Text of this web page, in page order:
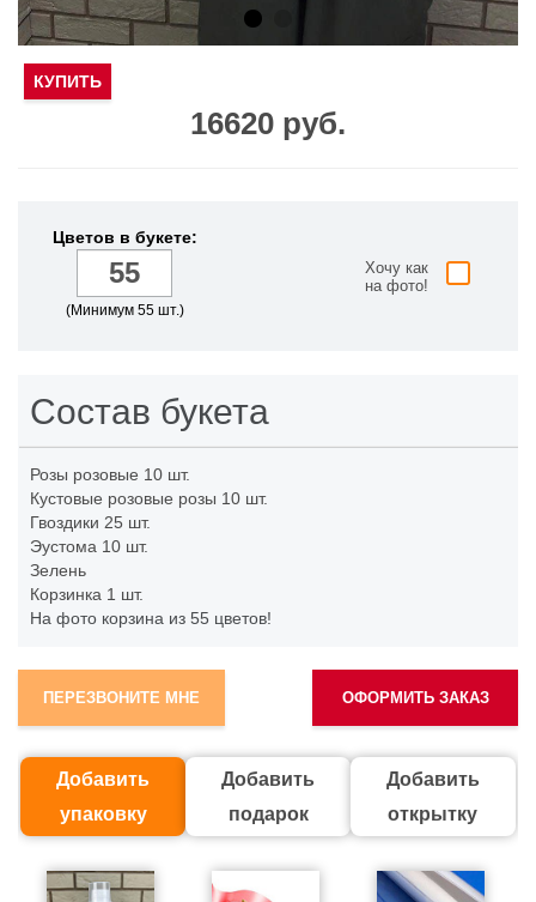
16620 руб.
КУПИТЬ
Цветов в букете:
(Минимум 55 шт.)
Хочу как
на фото!
Состав букета
Розы розовые 10 шт.
Кустовые розовые розы 10 шт.
Гвоздики 25 шт.
Эустома 10 шт.
Зелень
Корзинка 1 шт.
На фото корзина из 55 цветов!
ОФОРМИТЬ ЗАКАЗ
ПЕРЕЗВОНИТЕ МНЕ
Добавить
упаковку
Добавить
подарок
Добавить
открытку